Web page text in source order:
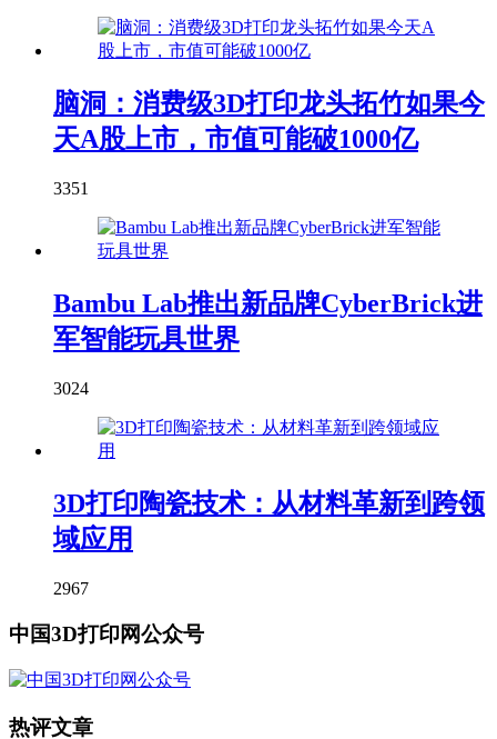
脑洞：消费级3D打印龙头拓竹如果今
天A股上市，市值可能破1000亿
3351
Bambu Lab推出新品牌CyberBrick进
军智能玩具世界
3024
3D打印陶瓷技术：从材料革新到跨领
域应用
2967
中国3D打印网公众号
热评文章